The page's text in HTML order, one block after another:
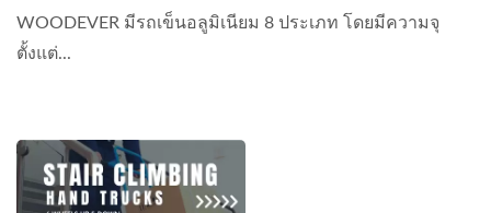
WOODEVER มีรถเข็นอลูมิเนียม 8 ประเภท โดยมีความจุ
ตั้งแต่...